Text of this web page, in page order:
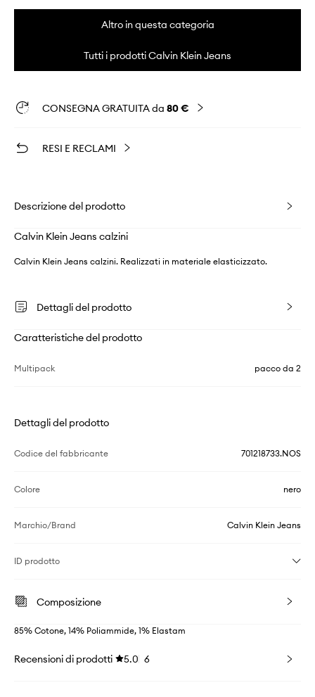
Altro in questa categoria
Tutti i prodotti Calvin Klein Jeans
CONSEGNA GRATUITA da 80 €
RESI E RECLAMI
Descrizione del prodotto
Calvin Klein Jeans calzini
Calvin Klein Jeans calzini. Realizzati in materiale elasticizzato.
Dettagli del prodotto
Caratteristiche del prodotto
Multipack pacco da 2
Dettagli del prodotto
Codice del fabbricante 701218733.NOS
Colore nero
Marchio/Brand Calvin Klein Jeans
ID prodotto
Composizione
85% Cotone, 14% Poliammide, 1% Elastam
Recensioni di prodotti 5.0 6